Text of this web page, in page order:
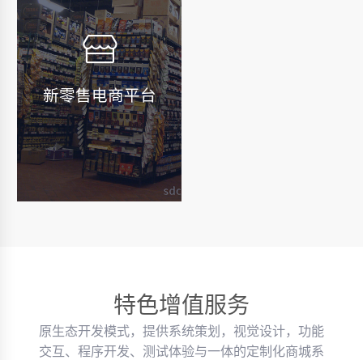
新零售电商平台
特色增值服务
原生态开发模式，提供系统策划，视觉设计，功能
交互、程序开发、测试体验与一体的定制化商城系